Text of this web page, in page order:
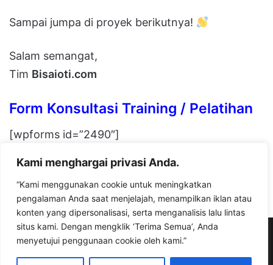
Kami menghargai privasi Anda.
“Kami menggunakan cookie untuk meningkatkan
pengalaman Anda saat menjelajah, menampilkan iklan atau
konten yang dipersonalisasi, serta menganalisis lalu lintas
situs kami. Dengan mengklik ‘Terima Semua’, Anda
menyetujui penggunaan cookie oleh kami.”
Sampai jumpa di proyek berikutnya!
Salam semangat,
Tim Bisaioti.com
Form Konsultasi Training / Pelatihan
[wpforms id=”2490″]
Facebook
X LinkedInMessengerWhatsApp
© Copyright 2026, All Rights Reserved |